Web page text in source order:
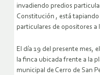
invadiendo predios
Constitución , está tapiando
particulares de opositores a
El día 19 del presente mes,
la finca ubicada frente a la
municipal de Cerro de San